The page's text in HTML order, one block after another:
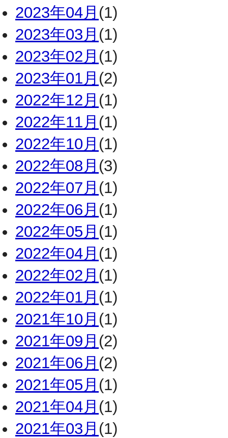
2023年04月 (1)
2023年03月 (1)
2023年02月 (1)
2023年01月 (2)
2022年12月 (1)
2022年11月 (1)
2022年10月 (1)
2022年08月 (3)
2022年07月 (1)
2022年06月 (1)
2022年05月 (1)
2022年04月 (1)
2022年02月 (1)
2022年01月 (1)
2021年10月 (1)
2021年09月 (2)
2021年06月 (2)
2021年05月 (1)
2021年04月 (1)
2021年03月 (1)